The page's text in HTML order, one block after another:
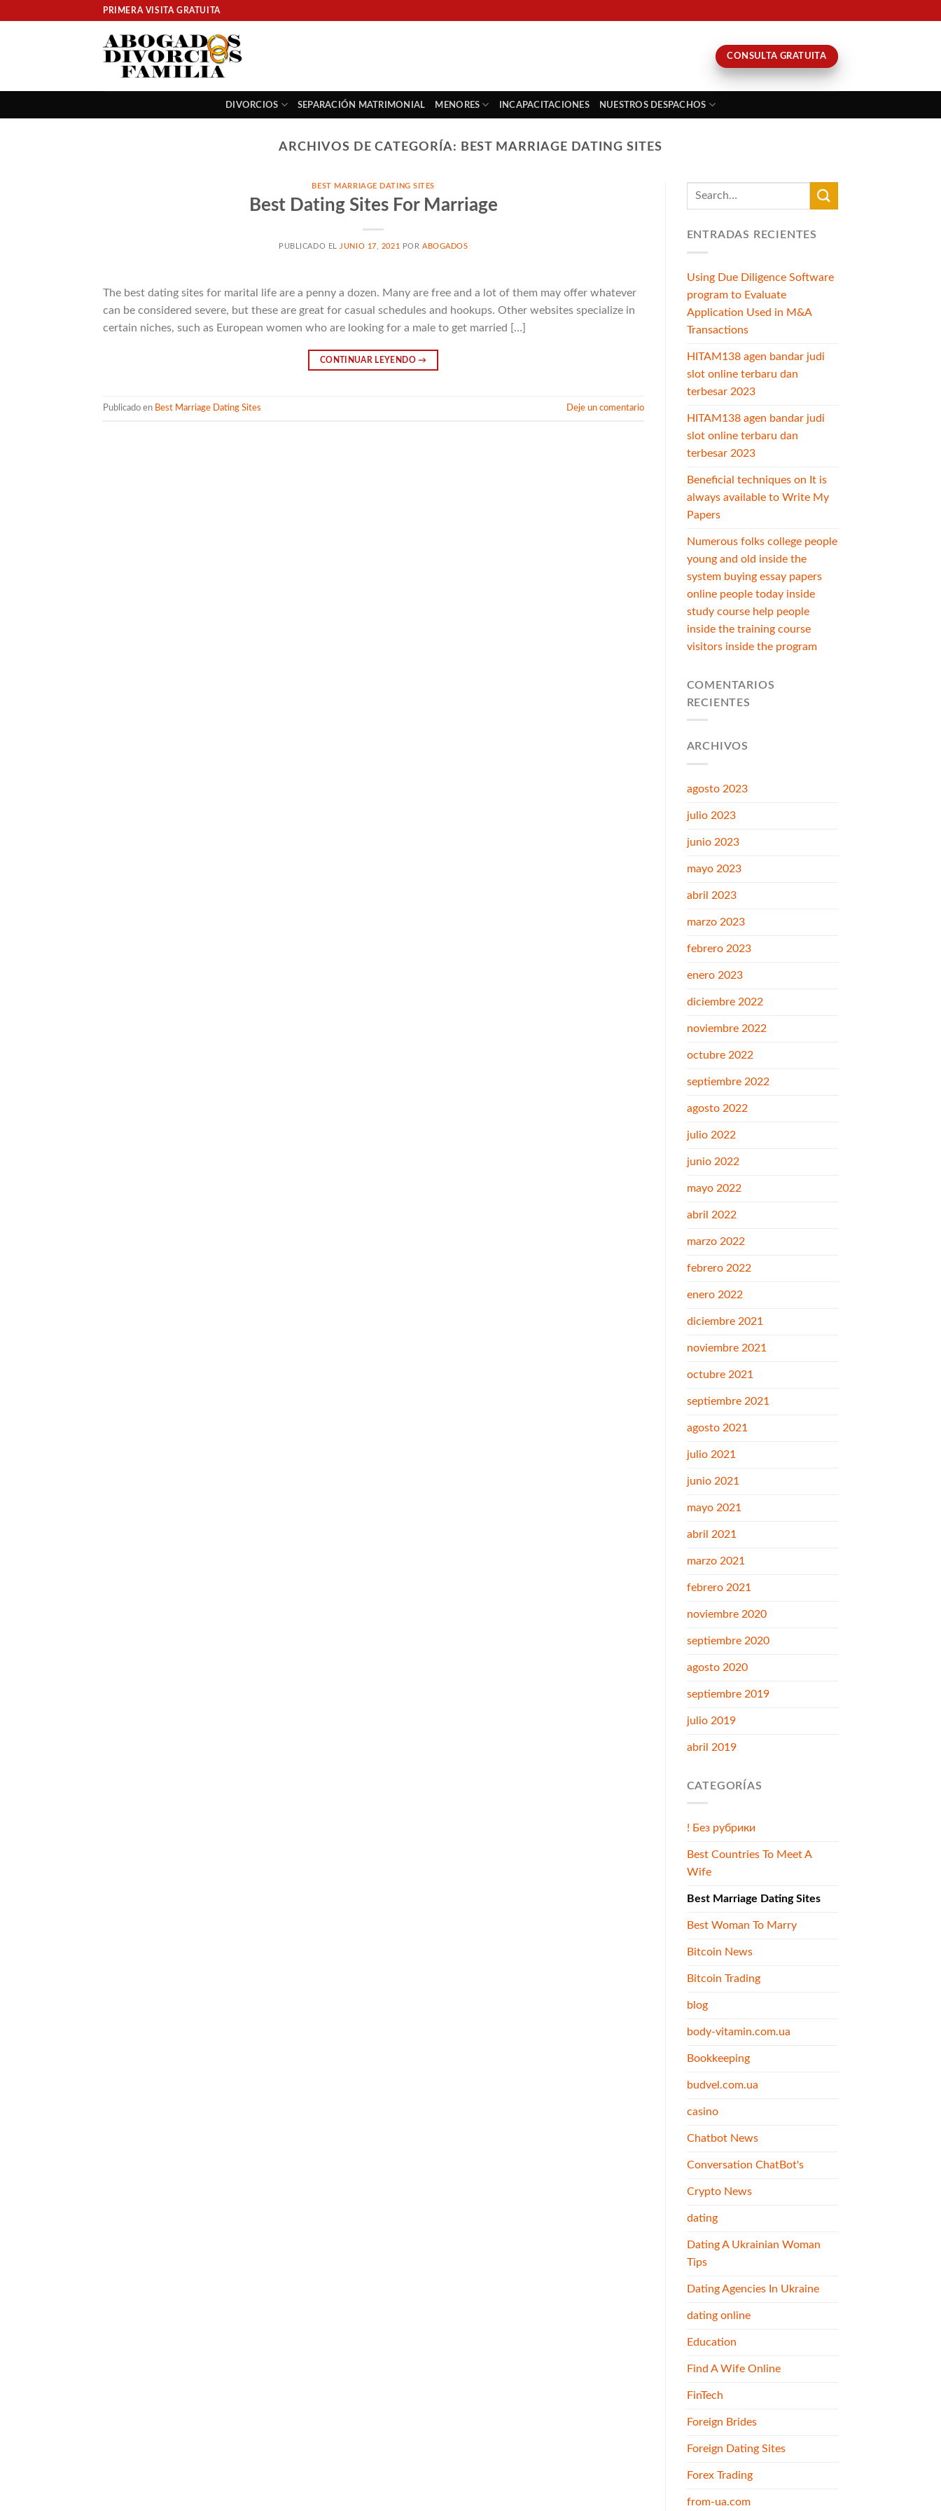
PRIMERA VISITA GRATUITA
CONSULTA GRATUITA
DIVORCIOS SEPARACIÓN MATRIMONIAL MENORES INCAPACITACIONES NUESTROS DESPACHOS
ARCHIVOS DE CATEGORÍA: BEST MARRIAGE DATING SITES
BEST MARRIAGE DATING SITES
Best Dating Sites For Marriage
PUBLICADO EL JUNIO 17, 2021 POR ABOGADOS
The best dating sites for marital life are a penny a dozen. Many are free and a lot of them may offer whatever
can be considered severe, but these are great for casual schedules and hookups. Other websites specialize in
certain niches, such as European women who are looking for a male to get married […]
CONTINUAR LEYENDO→
Publicado en Best Marriage Dating Sites Deje un comentario
ENTRADAS RECIENTES
Using Due Diligence Software
program to Evaluate
Application Used in M&A
Transactions
HITAM138 agen bandar judi
slot online terbaru dan
terbesar 2023
HITAM138 agen bandar judi
slot online terbaru dan
terbesar 2023
Beneficial techniques on It is
always available to Write My
Papers
Numerous folks college people
young and old inside the
system buying essay papers
online people today inside
study course help people
inside the training course
visitors inside the program
COMENTARIOS
RECIENTES
ARCHIVOS
agosto 2023
julio 2023
junio 2023
mayo 2023
abril 2023
marzo 2023
febrero 2023
enero 2023
diciembre 2022
noviembre 2022
octubre 2022
septiembre 2022
agosto 2022
julio 2022
junio 2022
mayo 2022
abril 2022
marzo 2022
febrero 2022
enero 2022
diciembre 2021
noviembre 2021
octubre 2021
septiembre 2021
agosto 2021
julio 2021
junio 2021
mayo 2021
abril 2021
marzo 2021
febrero 2021
noviembre 2020
septiembre 2020
agosto 2020
septiembre 2019
julio 2019
abril 2019
CATEGORÍAS
! Без рубрики
Best Countries To Meet A
Wife
Best Marriage Dating Sites
Best Woman To Marry
Bitcoin News
Bitcoin Trading
blog
body-vitamin.com.ua
Bookkeeping
budvel.com.ua
casino
Chatbot News
Conversation ChatBot's
Crypto News
dating
Dating A Ukrainian Woman
Tips
Dating Agencies In Ukraine
dating online
Education
Find A Wife Online
FinTech
Foreign Brides
Foreign Dating Sites
Forex Trading
from-ua.com